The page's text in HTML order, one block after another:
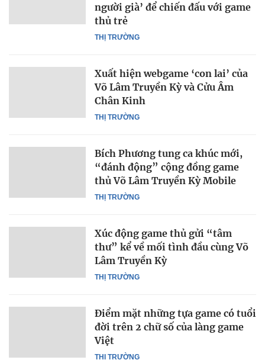
THỊ TRƯỜNG
người già’ để chiến đấu với game
thủ trẻ
THỊ TRƯỜNG
Xuất hiện webgame ‘con lai’ của
Võ Lâm Truyền Kỳ và Cửu Âm
Chân Kinh
THỊ TRƯỜNG
Bích Phương tung ca khúc mới,
“đánh động” cộng đồng game
thủ Võ Lâm Truyền Kỳ Mobile
THỊ TRƯỜNG
Xúc động game thủ gửi “tâm
thư” kể về mối tình đầu cùng Võ
Lâm Truyền Kỳ
THỊ TRƯỜNG
Điểm mặt những tựa game có tuổi
đời trên 2 chữ số của làng game
Việt